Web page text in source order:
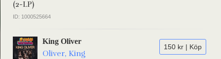
(2-LP)
ID: 1000525664
150 kr | Köp
King Oliver
Oliver, King